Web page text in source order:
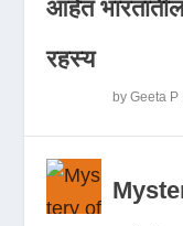
आहेत
रहस्य
byGeeta P